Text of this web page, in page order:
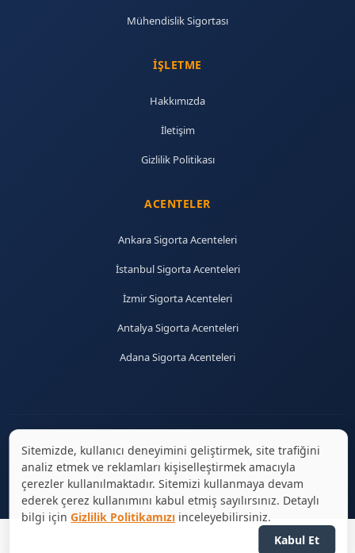
Mühendislik Sigortası
İŞLETME
Hakkımızda
İletişim
Gizlilik Politikası
ACENTELER
Ankara Sigorta Acenteleri
İstanbul Sigorta Acenteleri
İzmir Sigorta Acenteleri
Antalya Sigorta Acenteleri
Adana Sigorta Acenteleri
© 2026 sigortaciplus.com | Tüm hakları saklıdır.
Sitemizde, kullanıcı deneyimini geliştirmek, site trafiğini
analiz etmek ve reklamları kişiselleştirmek amacıyla
çerezler kullanılmaktadır. Sitemizi kullanmaya devam
ederek çerez kullanımını kabul etmiş sayılırsınız. Detaylı
bilgi içinGizlilik Politikamızı inceleyebilirsiniz.
Kabul Et